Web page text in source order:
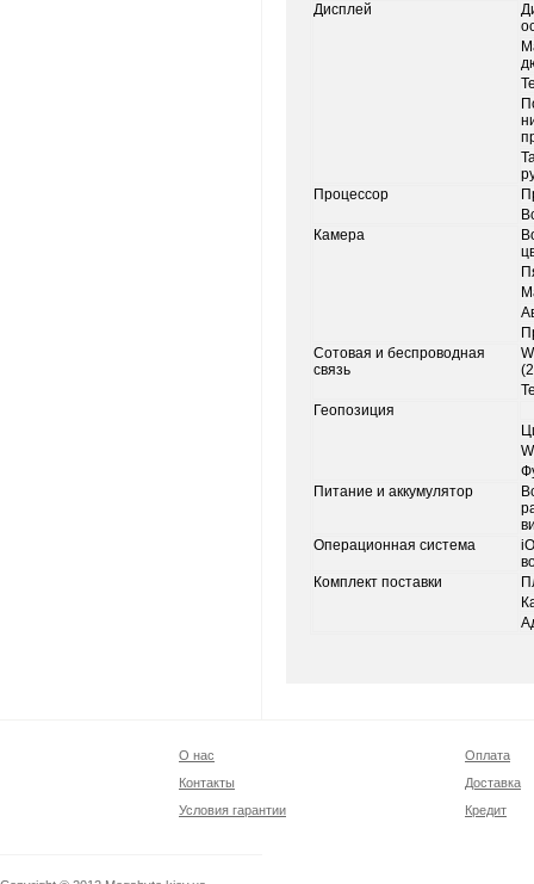
Дисплей
Процессор
Камера
Сотовая и беспроводная
связь
Геопозиция
Питание и аккумулятор
Операционная система
Комплект поставки
О нас
Контакты
Условия гарантии
Оплата
Доставка
Кредит